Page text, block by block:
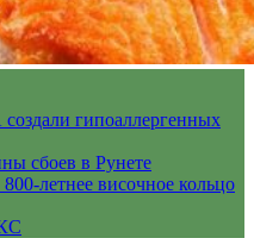
гипоаллергенных
сбоев в Рунете
летнее височное кольцо